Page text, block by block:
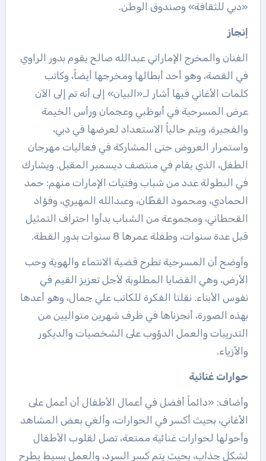
«دبي للثقافة» وصندوق الوطن.
إنجاز
الفنان والمخرج الإماراتي عبدالله صالح يقوم بدور الراوي
في القصة، وهو أحد أبطالها ومخرجها أيضاً، وكاتب
كلمات الأغاني فيها أشار لـ«البيان» إلى أنه تم إلى الآن
عرض المسرحية في أبوظبي وعجمان ورأس الخيمة
والفجيرة، ويتم حالياً الاستعداد لعرضها في دبي،
واستمرار العروض حتى المشاركة في فعاليات مهرجان
الطفل، الذي يقام في منتصف ديسمبر المقبل. ويشارك
في البطولة عدد من شباب وفتيات الإمارات منهم: حمد
الحمادي، ومحمود القطّان، وعبدالله المهيري، وفؤاد
القحطاني، ومجموعة من الشباب بدأوا احتراف التمثيل
قبل عدة سنوات، وطفلة عمرها 8 سنوات بدور القطة.
وأوضح أن المسرحية تطرح قضية الانتماء والهوية وحب
الأرض، وهي القضايا المطلوبة لأجل تعزيز القيم في
نفوس الأبناء. نقلنا الفكرة للكاتب علي جمال، وهو أعدها
بهذه الصورة، أنجزناها في ظرف شهرين متواليين من
التدريبات والعمل الدؤوب على الشخصيات والديكور
والأزياء.
حوارات غنائية
وأضاف: «دائماً أفضل في أعمال الأطفال أن أعمل على
الأغاني، بحيث أكسر في الحوارات، وألغي بعض المشاهد
وأحولها لحوارات غنائية ممتعة، تصل لقلوب الأطفال
لشكل جذاب، بحيث يتم كسر السرد، والعمل بسيط يطرح